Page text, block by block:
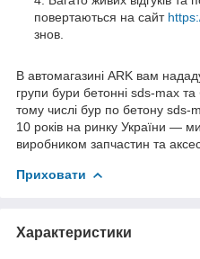
повертаються на сайт
знов.
В автомагазині ARK вам
групи бури бетонні sds-max
тому числі бур по бетону
10 років на ринку України —
виробником запчастин та
Приховати
Характеристики